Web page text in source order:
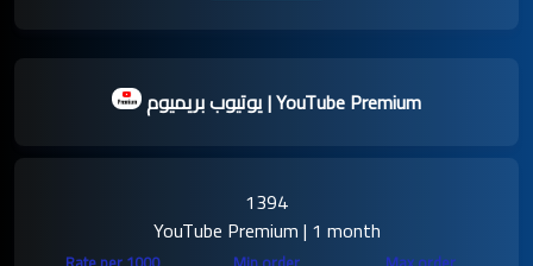
يوتيوب بريميوم | YouTube Premium
1394
YouTube Premium | 1 month